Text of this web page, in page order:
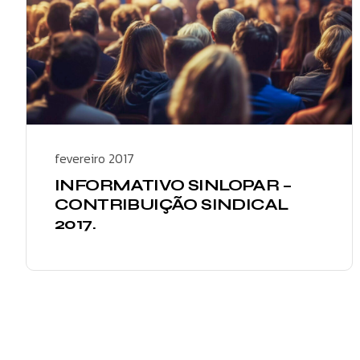
fevereiro 2017
INFORMATIVO SINLOPAR –
CONTRIBUIÇÃO SINDICAL
2017.